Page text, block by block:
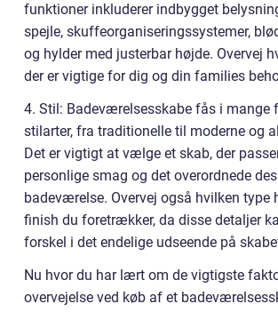
funktioner inkluderer indbygget
spejle, skuffeorganiseringssystemer,
og hylder med justerbar højde. Overvej
der er vigtige for dig og din families
4. Stil: Badeværelsesskabe fås i mange
stilarter, fra traditionelle til moderne og
Det er vigtigt at vælge et skab, der
personlige smag og det overordnede
badeværelse. Overvej også hvilken type
finish du foretrækker, da disse detaljer
forskel i det endelige udseende på
Nu hvor du har lært om de vigtigste
overvejelse ved køb af et